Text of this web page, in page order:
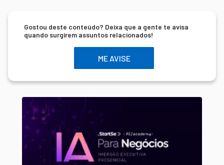
Gostou deste conteúdo? Deixa que a gente te avisa
quando surgirem assuntos relacionados!
ME AVISE